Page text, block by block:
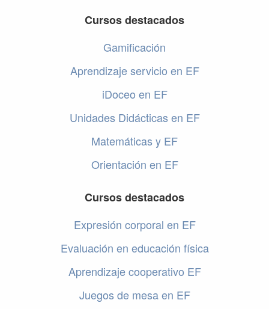
Cursos destacados
Gamificación
Aprendizaje servicio en EF
iDoceo en EF
Unidades Didácticas en EF
Matemáticas y EF
Orientación en EF
Cursos destacados
Expresión corporal en EF
Evaluación en educación física
Aprendizaje cooperativo EF
Juegos de mesa en EF